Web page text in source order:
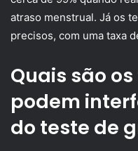
atraso menstrual. Já os
precisos, com uma taxa
Quais são
podem
do teste de